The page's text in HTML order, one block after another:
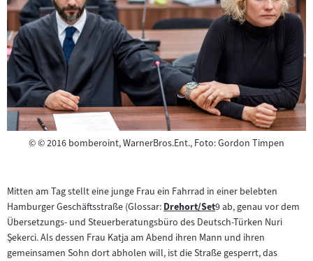
©Copyright
© 2016 bomberoint, WarnerBros.Ent., Foto: Gordon Timpen
Mitten am Tag stellt eine junge Frau ein Fahrrad in einer belebten
Hamburger Geschäftsstraße (Glossar:Zum
Inhalt:
Drehort/Set9 ab, genau vor dem
Übersetzungs- und Steuerberatungsbüro des Deutsch-Türken Nuri
Şekerci. Als dessen Frau Katja am Abend ihren Mann und ihren
gemeinsamen Sohn dort abholen will, ist die Straße gesperrt, das